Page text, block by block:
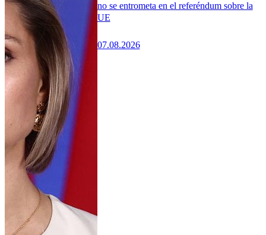
no se entrometa en el referéndum sobre la
UE
07.08.2026